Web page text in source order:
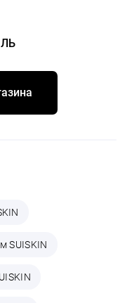
SUISKIN